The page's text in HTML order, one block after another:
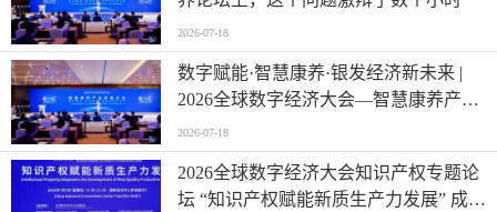
·推好细分产业观察--物联网：2026年中国物联网市场规模接近3000亿美元 智慧工厂、智慧城市、智慧电网等将占60%以上
·加大在用计量器具、试验检测设备的自动化、数字化改造力度|市场监管总局 工业和信息化部 关于促进企业计量能力提升的指导意见
·全国首套自动化虚拟电厂系统在深圳试运行 功能匹敌大型电厂，已入选国际典型案例
·自动化科技将在乡村振兴工作中大有作为|《关于做好2023年全面推进乡村振兴重点工作的意见》发布
相关推荐
2026全球数字经济大会·数据价值论坛在